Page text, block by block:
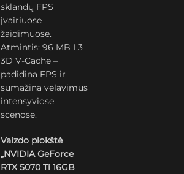
sklandų FPS
įvairiuose
žaidimuose.
Atmintis: 96 MB L3
3D V-Cache –
padidina FPS ir
sumažina vėlavimus
intensyviose
scenose.
Vaizdo plokštė
„NVIDIA GeForce
RTX 5070 Ti 16GB